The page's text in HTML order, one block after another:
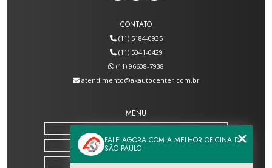
CONTATO
(11) 5184-0935
(11) 5041-0429
(11) 96608-7938
atendimento@akautocenter.com.br
MENU
SOBRE NÓS
SERVIÇOS
FALE AGORA COM A MELHOR OFICINA DE
SÃO PAULO